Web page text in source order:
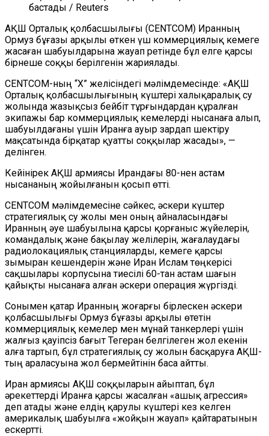
бастады / Reuters
АҚШ Орталық қолбасшылығы (CENTCOM) Иранның
Ормуз бұғазы арқылы өткен үш коммерциялық кемеге
жасаған шабуылдарына жауап ретінде бұл елге қарсы
бірнеше соққы берілгенін жариялады.
CENTCOM-ның “Х” желісіндегі мәлімдемесінде: «АҚШ
Орталық қолбасшылығының күштері халықаралық су
жолында жазықсыз бейбіт тұрғындардан құралған
экипажы бар коммерциялық кемелерді нысанаға алып,
шабуылдағаны үшін Иранға ауыр зардап шектіру
мақсатында бірқатар қуатты соққылар жасады», —
делінген.
Кейінірек АҚШ армиясы Ирандағы 80-нен астам
нысананың жойылғанын қосып өтті.
CENTCOM мәлімдемесіне сәйкес, әскери күштер
стратегиялық су жолы мен оның айналасындағы
Иранның әуе шабуылына қарсы қорғаныс жүйелерін,
командалық және бақылау желілерін, жағалаудағы
радиолокациялық станцияларды, кемеге қарсы
зымыран кешендерін және Иран Ислам төңкерісі
сақшылары корпусына тиесілі 60-тан астам шағын
қайықты нысанаға алған әскери операция жүргізді.
Сонымен қатар Иранның жоғарғы бірлескен әскери
қолбасшылығы Ормуз бұғазы арқылы өтетін
коммерциялық кемелер мен мұнай танкерлері үшін
жалғыз қауіпсіз бағыт Тегеран белгілеген жол екенін
алға тартып, бұл стратегиялық су жолын басқаруға АҚШ-
тың араласуына жол бермейтінін баса айтты.
Иран армиясы АҚШ соққыларын айыптап, бұл
әрекеттерді Иранға қарсы жасалған «ашық агрессия»
деп атады және елдің қарулы күштері кез келген
америкалық шабуылға «жойқын жауап» қайтаратынын
ескертті.